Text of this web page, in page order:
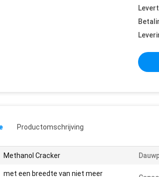
Productomschrijving
Methanol Cracker
met een breedte van niet meer